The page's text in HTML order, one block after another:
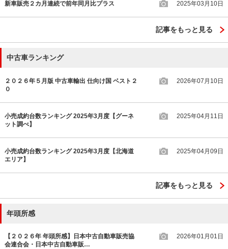
新車販売２カ月連続で前年同月比プラス 2025年03月10日
記事をもっと見る
中古車ランキング
２０２６年５月版 中古車輸出 仕向け国 ベスト２
０
2026年07月10日
小売成約台数ランキング 2025年3月度【グーネ
ット調べ】
2025年04月11日
小売成約台数ランキング 2025年3月度【北海道
エリア】
2025年04月09日
記事をもっと見る
年頭所感
【２０２６年 年頭所感】日本中古自動車販売協
会連合会・日本中古自動車販…
2026年01月01日